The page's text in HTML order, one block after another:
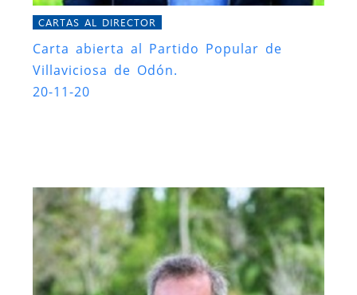
CARTAS AL DIRECTOR
Carta abierta al Partido Popular de
Villaviciosa de Odón.
20-11-20